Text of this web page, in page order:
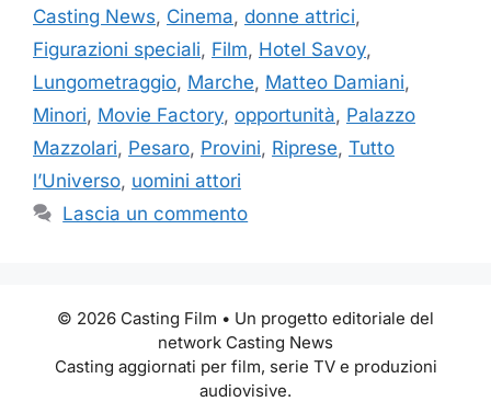
Casting News, Cinema, donne attrici,
Figurazioni speciali, Film, Hotel Savoy,
Lungometraggio, Marche, Matteo Damiani,
Minori, Movie Factory, opportunità, Palazzo
Mazzolari, Pesaro, Provini, Riprese, Tutto
l’Universo, uomini attori
Lascia un commento
© 2026 Casting Film • Un progetto editoriale del
network Casting News
Casting aggiornati per film, serie TV e produzioni
audiovisive.